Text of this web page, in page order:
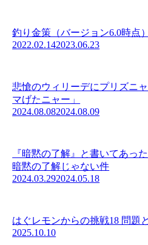
釣り金策（バージョン6.0時点）
2022.02.142023.06.23
悲愴のウィリーデにプリズニ
マげたニャー」
2024.08.082024.08.09
『暗黙の了解』と書いてあっ
暗黙の了解じゃない件
2024.03.292024.05.18
はぐレモンからの挑戦18 問題
2025.10.10